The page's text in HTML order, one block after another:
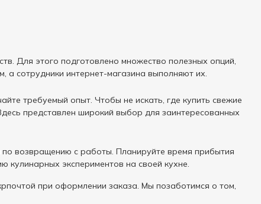
Для этого подготовлено множество полезных опций,
а сотрудники интернет-магазина выполняют их.
требуемый опыт. Чтобы не искать, где купить свежие
представлен широкий выбор для заинтересованных
возвращению с работы. Планируйте время прибытия
кулинарных экспериментов на своей кухне.
при оформлении заказа. Мы позаботимся о том,